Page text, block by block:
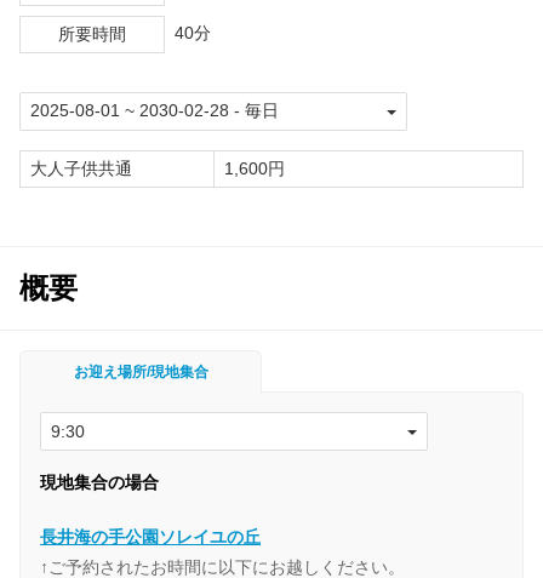
所要時間 40分
大人子供共通 1,600円
概要
お迎え場所/現地集合
現地集合の場合
長井海の手公園ソレイユの丘
↑ご予約されたお時間に以下にお越しください。